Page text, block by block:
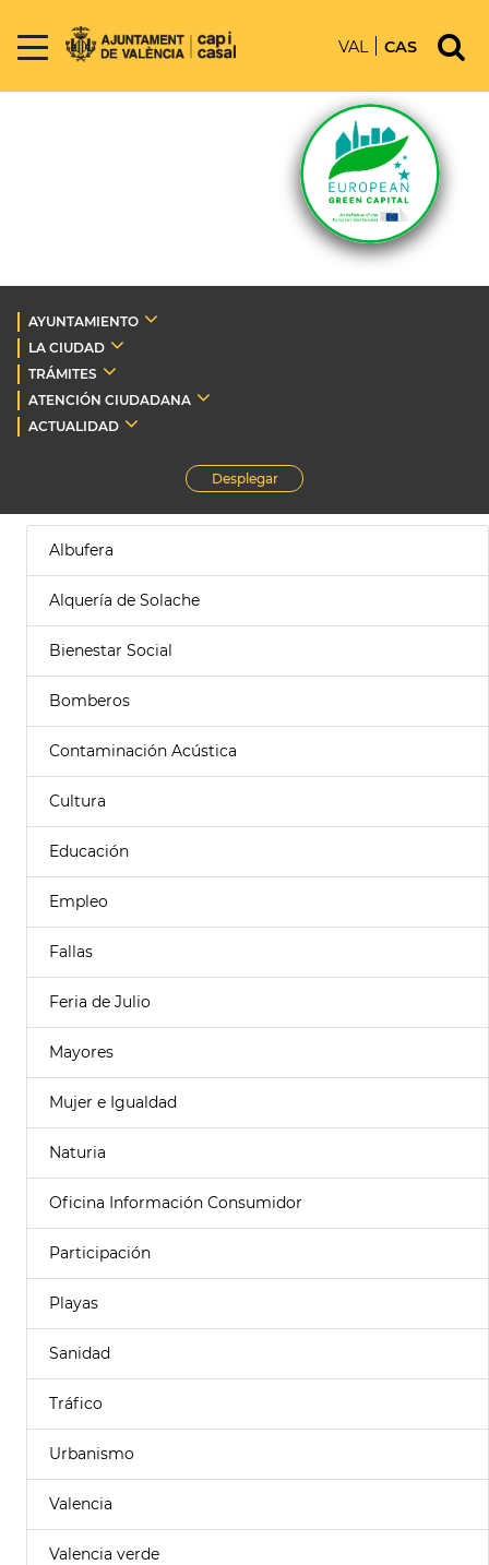
VAL CAS
AYUNTAMIENTO
LA CIUDAD
TRÁMITES
ATENCIÓN CIUDADANA
ACTUALIDAD
Desplegar
Albufera
Alquería de Solache
Bienestar Social
Bomberos
Contaminación Acústica
Cultura
Educación
Empleo
Fallas
Feria de Julio
Mayores
Mujer e Igualdad
Naturia
Oficina Información Consumidor
Participación
Playas
Sanidad
Tráfico
Urbanismo
Valencia
Valencia verde